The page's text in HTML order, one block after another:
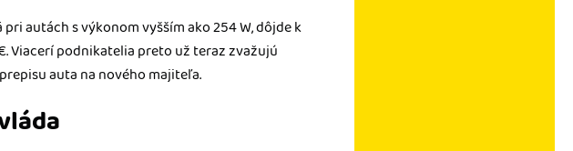
autách s výkonom vyšším ako 254 W, dôjde k
Viacerí podnikatelia preto už teraz zvažujú
auta na nového majiteľa.